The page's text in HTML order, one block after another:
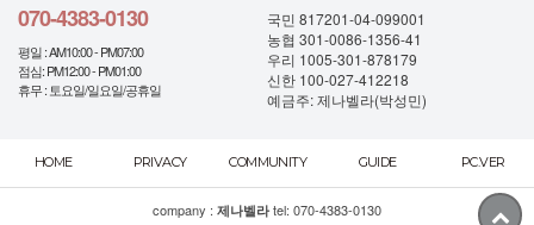
070-4383-0130
평일 : AM10:00 - PM07:00
점심: PM12:00 - PM01:00
휴무 : 토요일/일요일/공휴일
국민 817201-04-099001
농협 301-0086-1356-41
우리 1005-301-878179
신한 100-027-412218
예금주: 제나벨라(박성민)
HOME PRIVACY COMMUNITY GUIDE PC.VER
company : 제나벨라 tel: 070-4383-0130